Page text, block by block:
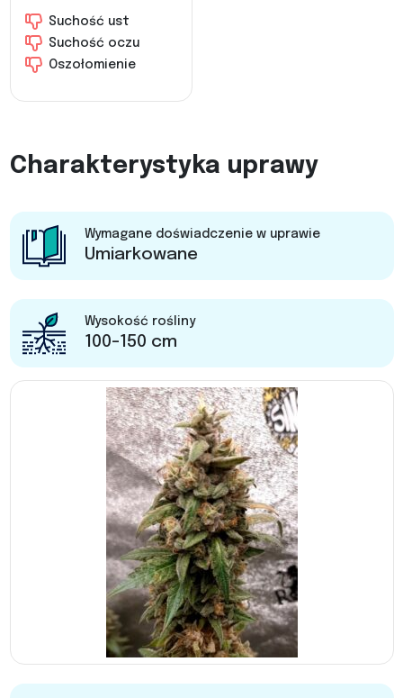
Suchość ust
Suchość oczu
Oszołomienie
Charakterystyka uprawy
Wymagane doświadczenie w uprawie
Umiarkowane
Wysokość rośliny
100-150 cm